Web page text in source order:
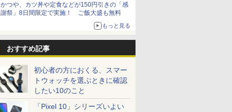
かつや、カツ丼や定食などが150円引きの「感
謝祭」8日間限定で実施！ ご飯大盛も無料
もっと見る
おすすめ記事
初心者の方におくる、スマー
トウォッチを選ぶときに確認
したい10のこと
「Pixel 10」シリーズいよい